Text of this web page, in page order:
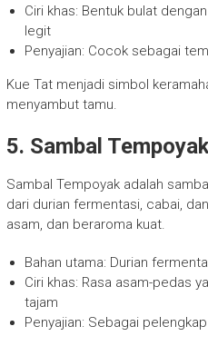
Ciri khas: Bentuk bulat
legit
Penyajian: Cocok sebagai
Kue Tat menjadi simbol
menyambut tamu.
5. Sambal
Sambal Tempoyak adalah
dari durian fermentasi, cabai,
asam, dan beraroma kuat.
Bahan utama: Durian
Ciri khas: Rasa asam-pedas
tajam
Penyajian: Sebagai